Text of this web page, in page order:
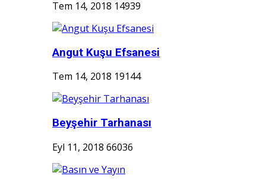
Tem 14, 2018 14939
Angut Kuşu Efsanesi
Tem 14, 2018 19144
Beyşehir Tarhanası
Eyl 11, 2018 66036